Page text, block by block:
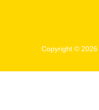
Copyright © 2026